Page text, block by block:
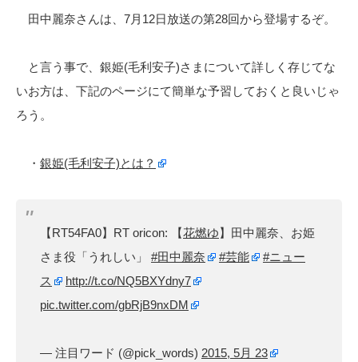
田中麗奈さんは、7月12日放送の第28回から登場するぞ。
と言う事で、銀姫(毛利安子)さまについて詳しく存じてな
いお方は、下記のページにて簡単な予習しておくと良いじゃ
ろう。
・ 銀姫(毛利安子)とは？
【RT54FA0】RT oricon: 【花燃ゆ】田中麗奈、お姫
さま役「うれしい」 #田中麗奈 #芸能
#ニュー
ス
http://t.co/NQ5BXYdny7
pic.twitter.com/gbRjB9nxDM
— 注目ワード (@pick_words) 2015, 5月 23